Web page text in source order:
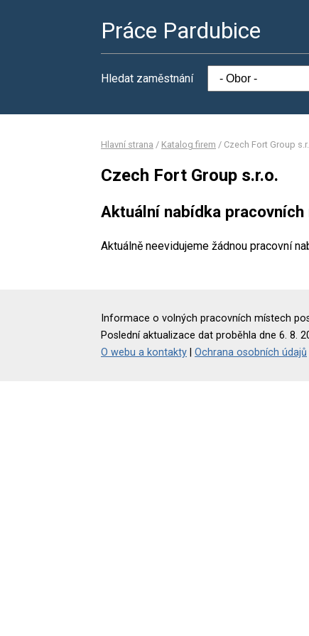
Práce Pardubice
Hledat zaměstnání
Hlavní strana / Katalog firem / Czech Fort Group
Czech Fort Group s.r.o.
Aktuální nabídka
Aktuálně neevidujeme žádnou pracovní
Informace o volných pracovních místech
Poslední aktualizace dat proběhla dne 6. 8.
O webu a kontakty
Ochrana osobních údajů